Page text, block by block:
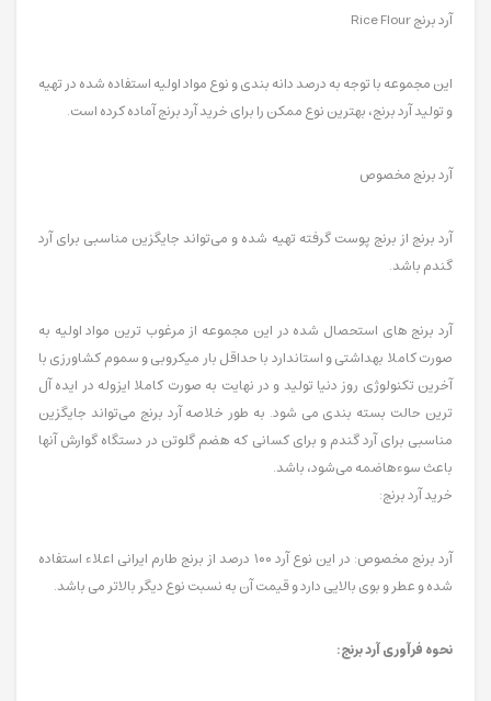
آرد برنج Rice Flour
این مجموعه با توجه به درصد دانه بندی و نوع مواد اولیه استفاده شده در تهیه
و تولید آرد برنج، بهترین نوع ممکن را برای خرید آرد برنج آماده کرده است.
آرد برنج مخصوص
آرد برنج از برنج پوست گرفته تهیه شده و می‌تواند جایگزین مناسبی برای آرد
گندم باشد.
آرد برنج های استحصال شده در این مجموعه از مرغوب ترین مواد اولیه به
صورت کاملا بهداشتی و استاندارد با حداقل بار میکروبی و سموم کشاورزی با
آخرین تکنولوژی روز دنیا تولید و در نهایت به صورت کاملا ایزوله در ایده آل
ترین حالت بسته بندی می شود. به طور خلاصه آرد برنج می‌تواند جایگزین
مناسبی برای آرد گندم و برای کسانی که هضم گلوتن در دستگاه گوارش آن­ها
باعث سوء‌هاضمه می‌­شود، باشد.
خرید آرد برنج:
آرد برنج مخصوص: در این نوع آرد ۱۰۰ درصد از برنج طارم ایرانی اعلاء استفاده
شده و عطر و بوی بالایی دارد و قیمت آن به نسبت نوع دیگر بالاتر می باشد.
نحوه فرآوری آرد برنج: